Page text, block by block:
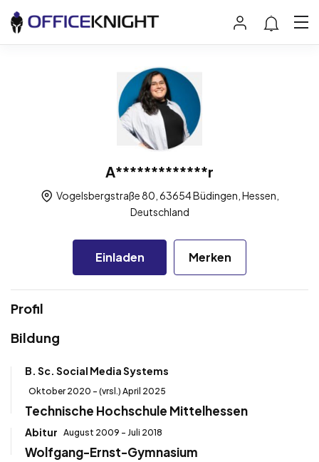
A*************r
Vogelsbergstraße 80, 63654 Büdingen, Hessen,
Deutschland
Einladen Merken
Profil
Bildung
B. Sc. Social Media Systems
Oktober 2020 - (vrsl.) April 2025
Technische Hochschule Mittelhessen
Abitur August 2009 - Juli 2018
Wolfgang-Ernst-Gymnasium